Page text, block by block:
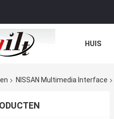
HUIS
NISSAN Multimedia Interface